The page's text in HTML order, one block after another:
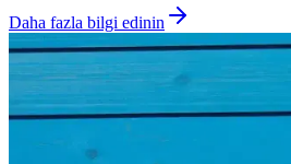
Daha fazla bilgi edinin